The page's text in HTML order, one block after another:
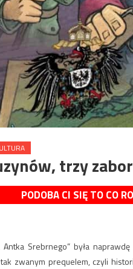
trzy
PODOBA CI SIĘ TO CO
Antka Srebrnego” była
zwanym prequelem, czyli